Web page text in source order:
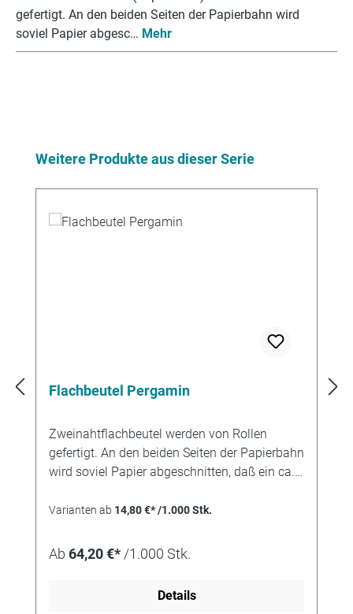
gefertigt. An den beiden Seiten der Papierbahn wird
soviel Papier abgesc… Mehr
Produktgalerie überspringen
Weitere Produkte aus dieser Serie
Flachbeutel Pergamin
Zweinahtflachbeutel werden von Rollen
gefertigt. An den beiden Seiten der Papierbahn
wird soviel Papier abgeschnitten, daß ein ca.
Technik des Schnittes entsteht eine etwas
innen geknickt und mit Leim versehen. Wenn
danach der Beutelzuschnitt am Boden
parallelen, innenliegenden Klebnähten. Der
Varianten ab 14,80 €* /1.000 Stk.
Ab 64,20 €* /1.000 Stk.
Details